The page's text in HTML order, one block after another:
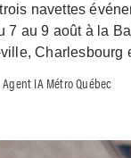
navettes
7 au 9 août à la
Charlesbourg
Agent IA Métro Québec